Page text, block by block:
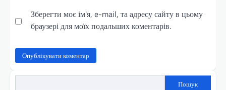
Зберегти моє ім'я, e-mail, та адресу сайту в цьому
браузері для моїх подальших коментарів.
Пошук